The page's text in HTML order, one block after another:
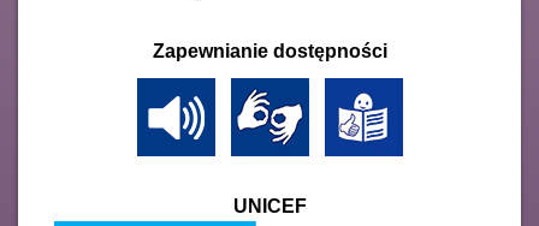
Zapewnianie dostępności
UNICEF